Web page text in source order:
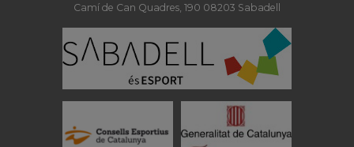
Camí de Can Quadres, 190 08203 Sabadell